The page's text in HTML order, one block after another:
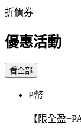
折價券
優惠活動
看全部
P幣
【限全盈